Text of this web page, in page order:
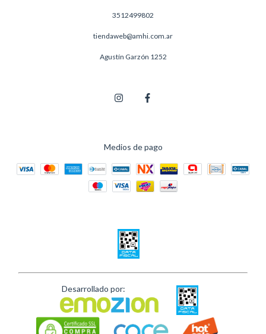
3512499802
tiendaweb@amhi.com.ar
Agustín Garzón 1252
Medios de pago
Desarrollado por: